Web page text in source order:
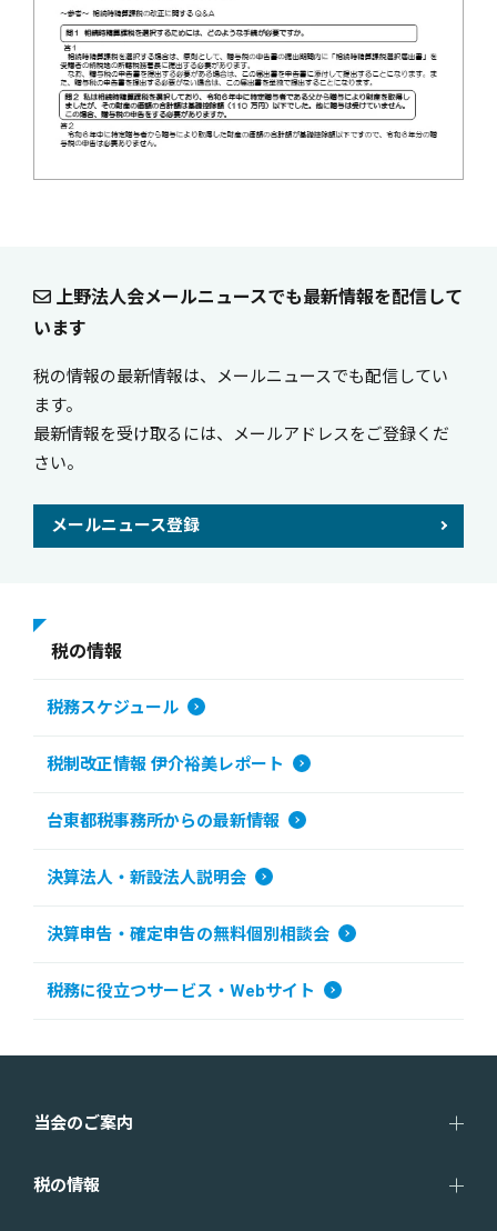
上野法人会メールニュースでも最新情報を配信して
います
税の情報の最新情報は、メールニュースでも配信してい
ます。
最新情報を受け取るには、メールアドレスをご登録くだ
さい。
メールニュース登録
税の情報
税務スケジュール
税制改正情報 伊介裕美レポート
台東都税事務所からの最新情報
決算法人・新設法人説明会
決算申告・確定申告の無料個別相談会
税務に役立つサービス・Webサイト
当会のご案内
税の情報